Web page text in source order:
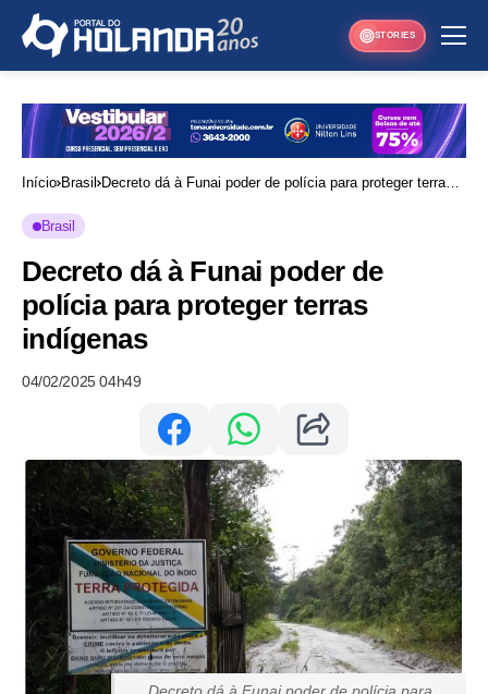
STORIES
Início Brasil
Decreto dá à Funai poder de polícia para proteger terras
Brasil
Decreto dá à Funai poder de
polícia para proteger terras
indígenas
04/02/2025 04h49